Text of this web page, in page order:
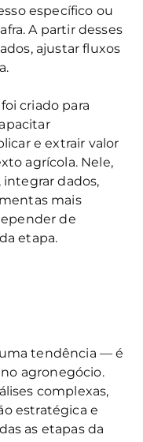
específico ou
A partir desses
ajustar fluxos
foi criado para
e extrair valor
agrícola. Nele,
integrar dados,
mais
de
etapa.
tendência — é
agronegócio.
complexas,
estratégica e
as etapas da